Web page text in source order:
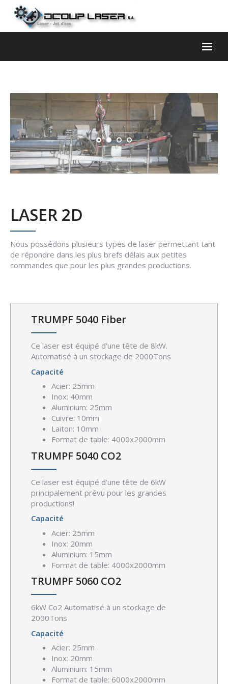
LASER 2D
Nous possédons plusieurs types de laser permettant tant
de répondre dans les plus brefs délais aux petites
commandes que pour les plus grandes productions.
TRUMPF 5040 Fiber
Ce laser est équipé d’une tête de 8kW.
Automatisé à un stockage de 2000Tons
Capacité
Acier: 25mm
Inox: 40mm
Aluminium: 25mm
Cuivre: 10mm
Laiton: 10mm
Format de table: 4000x2000mm
TRUMPF 5040 CO2
Ce laser est équipé d’une tête de 6kW
principalement prévu pour les grandes
productions!
Capacité
Acier: 25mm
Inox: 20mm
Aluminium: 15mm
Format de table: 4000x2000mm
TRUMPF 5060 CO2
6kW Co2 Automatisé à un stockage de
2000Tons
Capacité
Acier: 25mm
Inox: 20mm
Aluminium: 15mm
Format de table: 6000x2000mm